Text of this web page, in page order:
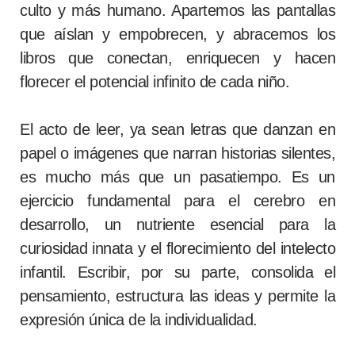
culto y más humano. Apartemos las pantallas
que aíslan y empobrecen, y abracemos los
libros que conectan, enriquecen y hacen
florecer el potencial infinito de cada niño.
El acto de leer, ya sean letras que danzan en
papel o imágenes que narran historias silentes,
es mucho más que un pasatiempo. Es un
ejercicio fundamental para el cerebro en
desarrollo, un nutriente esencial para la
curiosidad innata y el florecimiento del intelecto
infantil. Escribir, por su parte, consolida el
pensamiento, estructura las ideas y permite la
expresión única de la individualidad.